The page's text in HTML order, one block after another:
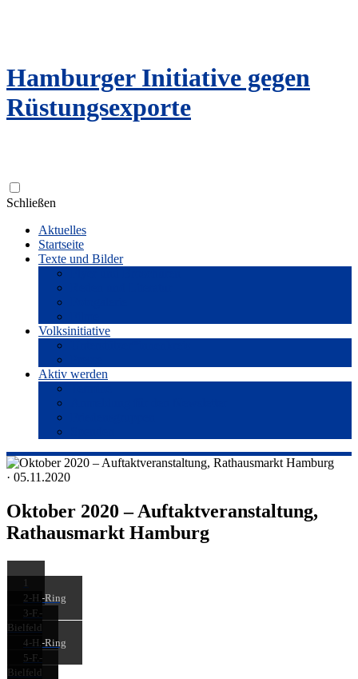
Hamburger Initiative gegen
Rüstungsexporte
Schließen
springen
Aktuelles
Startseite
Texte und Bilder
Volksinitiative
Aktiv werden
· 05.11.2020
Oktober 2020 – Auftaktveranstaltung,
Rathausmarkt Hamburg
1
2-H.-Ring
3-F.-
Bielfeld
4-H.-Ring
5-F.-
Bielfeld